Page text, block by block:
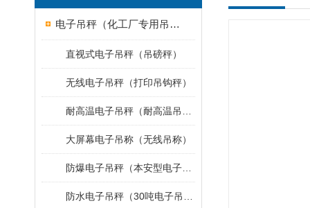
电子吊秤（化工厂专用吊秤）
直视式电子吊秤（吊磅秤）
无线电子吊秤（打印吊钩秤）
大屏幕电子吊称（无线吊称）